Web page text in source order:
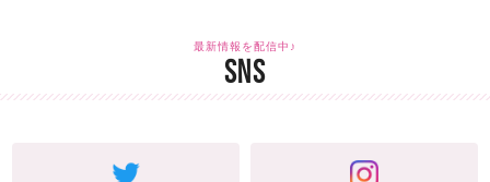
最新情報を配信中♪
SNS